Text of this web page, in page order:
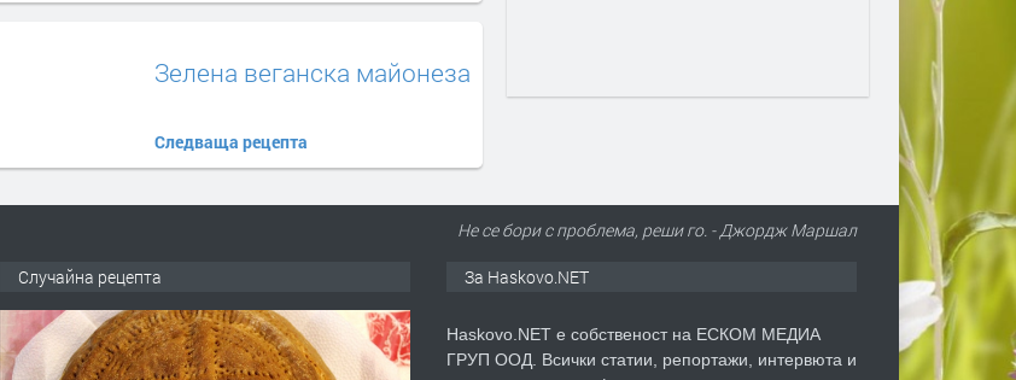
Зелена веганска майонеза
Следваща рецепта
Не се бори с проблема, реши го. - Джордж Маршал
Случайна рецепта За Haskovo.NET
Haskovo.NET е собственост на ЕСКОМ МЕДИА
ГРУП ООД. Всички статии, репортажи, интервюта и